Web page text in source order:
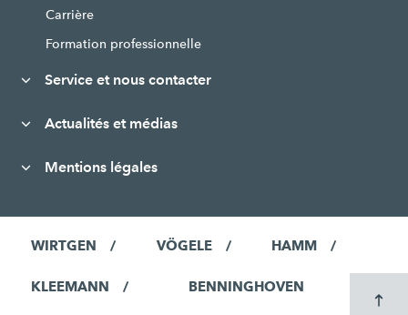
Carrière
Formation professionnelle
Service et nous contacter
Actualités et médias
Mentions légales
WIRTGEN VÖGELE HAMM
KLEEMANN BENNINGHOVEN